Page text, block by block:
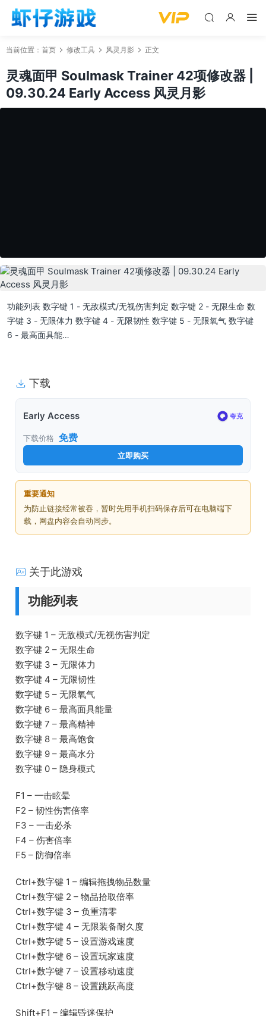
当前位置： 首页 修改工具 风灵月影 正文
灵魂面甲 Soulmask Trainer 42项修改器 |
09.30.24 Early Access 风灵月影
功能列表 数字键 1 - 无敌模式/无视伤害判定 数字键 2 - 无限生命 数
字键 3 - 无限体力 数字键 4 - 无限韧性 数字键 5 - 无限氧气 数字键
6 - 最高面具能…
下载
Early Access 夸克
下载价格 免费
立即购买
重要通知
为防止链接经常被吞，暂时先用手机扫码保存后可在电脑端下
载，网盘内容会自动同步。
关于此游戏
功能列表
数字键 1 – 无敌模式/无视伤害判定
数字键 2 – 无限生命
数字键 3 – 无限体力
数字键 4 – 无限韧性
数字键 5 – 无限氧气
数字键 6 – 最高面具能量
数字键 7 – 最高精神
数字键 8 – 最高饱食
数字键 9 – 最高水分
数字键 0 – 隐身模式
F1 – 一击眩晕
F2 – 韧性伤害倍率
F3 – 一击必杀
F4 – 伤害倍率
F5 – 防御倍率
Ctrl+数字键 1 – 编辑拖拽物品数量
Ctrl+数字键 2 – 物品拾取倍率
Ctrl+数字键 3 – 负重清零
Ctrl+数字键 4 – 无限装备耐久度
Ctrl+数字键 5 – 设置游戏速度
Ctrl+数字键 6 – 设置玩家速度
Ctrl+数字键 7 – 设置移动速度
Ctrl+数字键 8 – 设置跳跃高度
Shift+F1 – 编辑昏迷保护